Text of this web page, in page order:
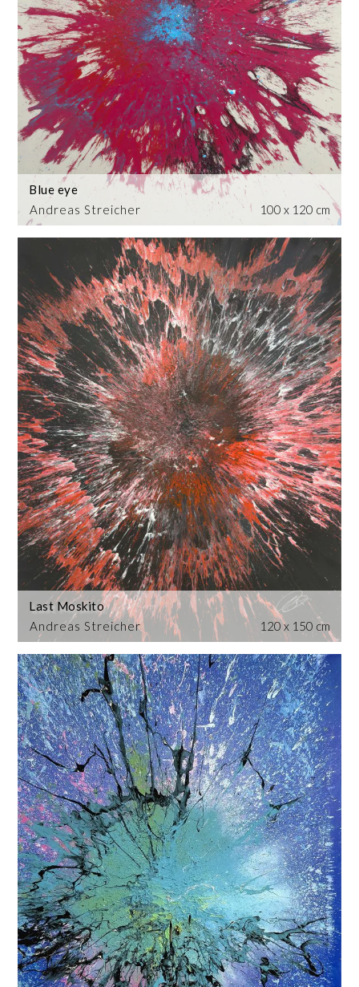
Andreas Streicher
Blue eye
100 x 120 cm
Andreas Streicher
Last Moskito
120 x 150 cm